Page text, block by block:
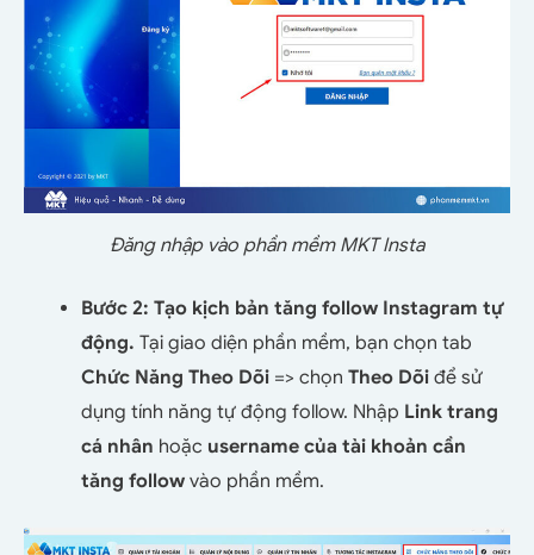
Đăng nhập vào phần mềm MKT Insta
Bước 2: Tạo kịch bản tăng follow Instagram tự
động. Tại giao diện phần mềm, bạn chọn tab
Chức Năng Theo Dõi => chọn Theo Dõi để sử
dụng tính năng tự động follow. Nhập Link trang
cá nhân hoặc username của tài khoản cần
tăng follow vào phần mềm.